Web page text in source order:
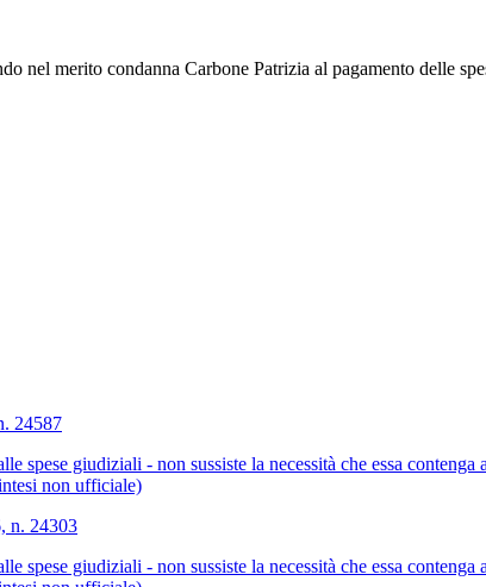
nel merito condanna Carbone Patrizia al pagamento delle
24587
spese giudiziali - non sussiste la necessità che essa
non ufficiale)
n. 24303
spese giudiziali - non sussiste la necessità che essa